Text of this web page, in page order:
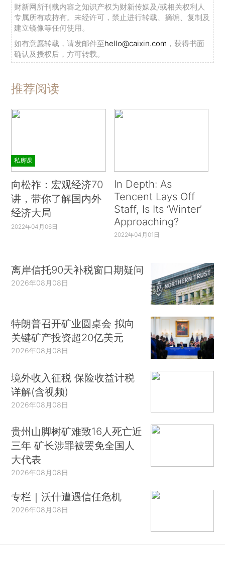
财新网所刊载内容之知识产权为财新传媒及/或相关权利人
专属所有或持有。未经许可，禁止进行转载、摘编、复制及
建立镜像等任何使用。
如有意愿转载，请发邮件至hello@caixin.com ，获得书面
确认及授权后，方可转载。
推荐阅读
私房课
向松祚：宏观经济70
讲，带你了解国内外
经济大局
2022年04月06日
In Depth: As
Tencent Lays Off
Staff, Is Its ‘Winter’
Approaching?
2022年04月01日
离岸信托90天补税窗口期疑问
2026年08月08日
特朗普召开矿业圆桌会 拟向
关键矿产投资超20亿美元
2026年08月08日
境外收入征税 保险收益计税
详解(含视频)
2026年08月08日
贵州山脚树矿难致16人死亡近
三年 矿长涉罪被罢免全国人
大代表
2026年08月08日
专栏｜沃什遭遇信任危机
2026年08月08日